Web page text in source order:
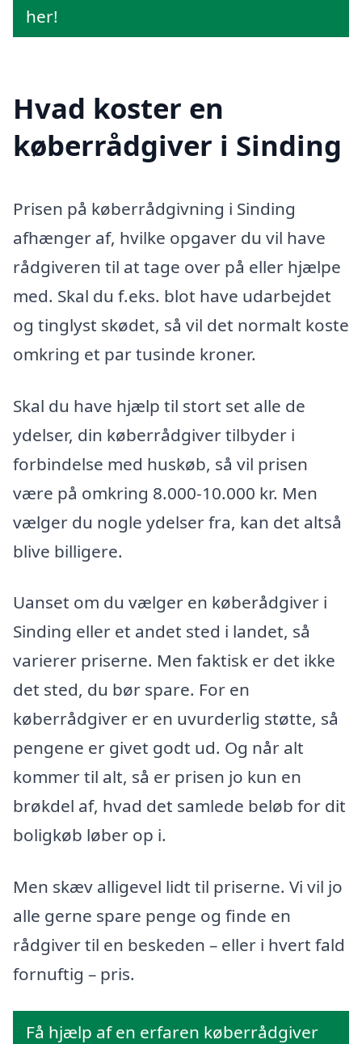
her!
Hvad koster en
køberrådgiver i Sinding
Prisen på køberrådgivning i Sinding
afhænger af, hvilke opgaver du vil have
rådgiveren til at tage over på eller hjælpe
med. Skal du f.eks. blot have udarbejdet
og tinglyst skødet, så vil det normalt koste
omkring et par tusinde kroner.
Skal du have hjælp til stort set alle de
ydelser, din køberrådgiver tilbyder i
forbindelse med huskøb, så vil prisen
være på omkring 8.000-10.000 kr. Men
vælger du nogle ydelser fra, kan det altså
blive billigere.
Uanset om du vælger en køberådgiver i
Sinding eller et andet sted i landet, så
varierer priserne. Men faktisk er det ikke
det sted, du bør spare. For en
køberrådgiver er en uvurderlig støtte, så
pengene er givet godt ud. Og når alt
kommer til alt, så er prisen jo kun en
brøkdel af, hvad det samlede beløb for dit
boligkøb løber op i.
Men skæv alligevel lidt til priserne. Vi vil jo
alle gerne spare penge og finde en
rådgiver til en beskeden – eller i hvert fald
fornuftig – pris.
Få hjælp af en erfaren køberrådgiver